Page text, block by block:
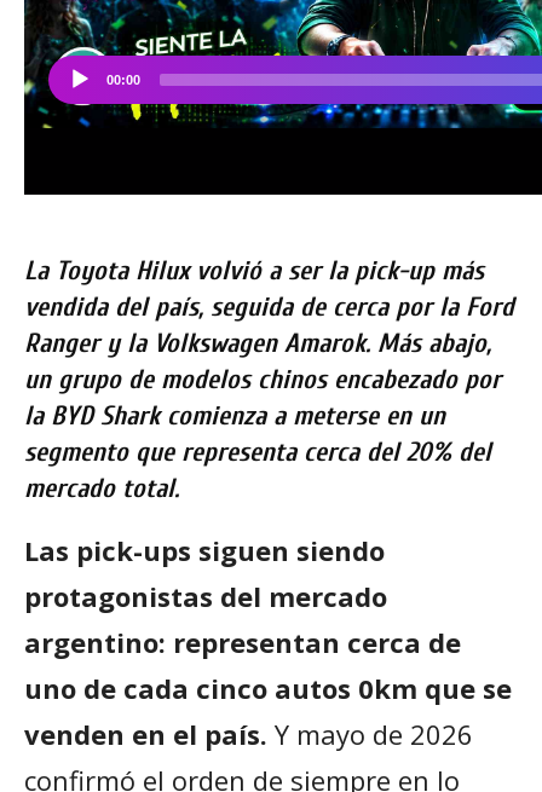
La Toyota Hilux volvió a ser la pick-up más
vendida del país, seguida de cerca por la Ford
Ranger y la Volkswagen Amarok. Más abajo,
un grupo de modelos chinos encabezado por
la BYD Shark comienza a meterse en un
segmento que representa cerca del 20% del
mercado total.
Las pick-ups siguen siendo
protagonistas del mercado
argentino: representan cerca de
uno de cada cinco autos 0km que se
venden en el país. Y mayo de 2026
confirmó el orden de siempre en lo